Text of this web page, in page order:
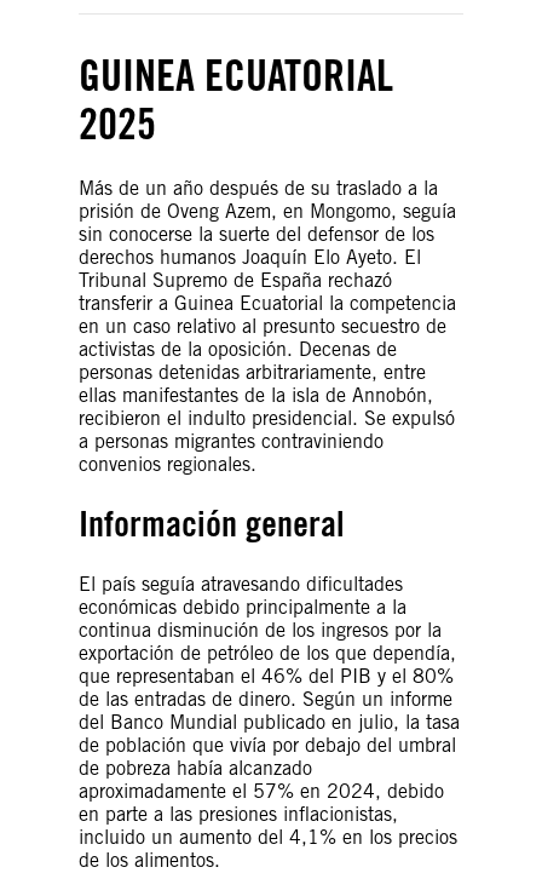
GUINEA ECUATORIAL
2025
Más de un año después de su traslado a la
prisión de Oveng Azem, en Mongomo, seguía
sin conocerse la suerte del defensor de los
derechos humanos Joaquín Elo Ayeto. El
Tribunal Supremo de España rechazó
transferir a Guinea Ecuatorial la competencia
en un caso relativo al presunto secuestro de
activistas de la oposición. Decenas de
personas detenidas arbitrariamente, entre
ellas manifestantes de la isla de Annobón,
recibieron el indulto presidencial. Se expulsó
a personas migrantes contraviniendo
convenios regionales.
Información general
El país seguía atravesando dificultades
económicas debido principalmente a la
continua disminución de los ingresos por la
exportación de petróleo de los que dependía,
que representaban el 46% del PIB y el 80%
de las entradas de dinero. Según un informe
del Banco Mundial publicado en julio, la tasa
de población que vivía por debajo del umbral
de pobreza había alcanzado
aproximadamente el 57% en 2024, debido
en parte a las presiones inflacionistas,
incluido un aumento del 4,1% en los precios
de los alimentos.